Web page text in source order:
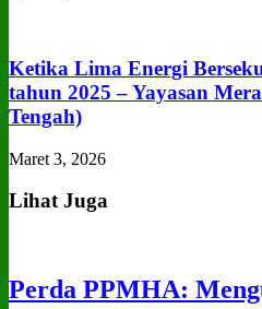
Ketika Lima Energi
tahun 2025 – Yayasan
Tengah)
Maret 3, 2026
Lihat Juga
Perda PPMHA: